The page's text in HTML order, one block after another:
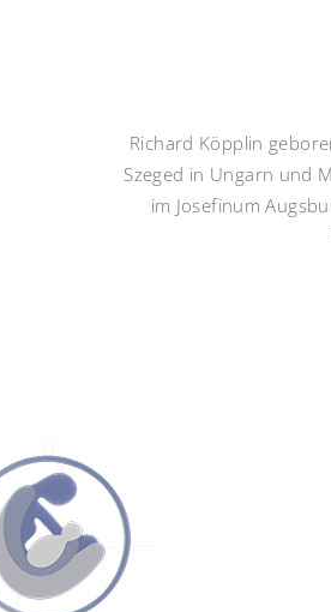
Richard Köpplin
Szeged in Ungarn und
im Josefinum